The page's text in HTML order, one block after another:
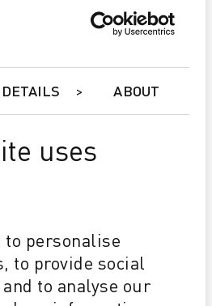
DETAILS ABOUT
uses
to personalise
to provide social
to analyse our
Edition
cromatica ed allo
per un aspetto naturale delle